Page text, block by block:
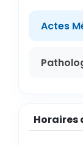
Actes
Horaires